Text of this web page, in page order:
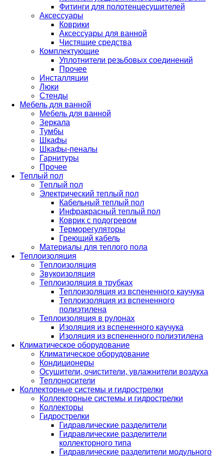
Фитинги для полотенцесушителей
Аксессуары
Коврики
Аксессуары для ванной
Чистящие средства
Комплектующие
Уплотнители резьбовых соединений
Прочее
Инсталляции
Люки
Стенды
Мебель для ванной
Мебель для ванной
Зеркала
Тумбы
Шкафы
Шкафы-пеналы
Гарнитуры
Прочее
Теплый пол
Теплый пол
Электрический теплый пол
Кабельный теплый пол
Инфракрасный теплый пол
Коврик с подогревом
Терморегуляторы
Греющий кабель
Материалы для теплого пола
Теплоизоляция
Теплоизоляция
Звукоизоляция
Теплоизоляция в трубках
Теплоизоляция из вспененного каучука
Теплоизоляция из вспененного
полиэтилена
Теплоизоляция в рулонах
Изоляция из вспененного каучука
Изоляция из вспененного полиэтилена
Климатическое оборудование
Климатическое оборудование
Кондиционеры
Осушители, очистители, увлажнители воздуха
Теплоносители
Коллекторные системы и гидрострелки
Коллекторные системы и гидрострелки
Коллекторы
Гидрострелки
Гидравлические разделители
Гидравлические разделители
коллекторного типа
Гидравлические разделители модульного